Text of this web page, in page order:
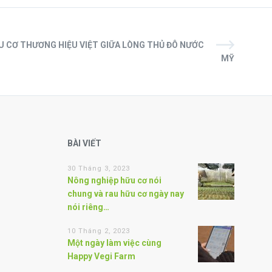
CƠ THƯƠNG HIỆU VIỆT GIỮA LÒNG THỦ ĐÔ NƯỚC
MỸ
BÀI VIẾT
30 Tháng 3, 2023
Nông nghiệp hữu cơ nói
chung và rau hữu cơ ngày nay
nói riêng…
10 Tháng 2, 2023
Một ngày làm việc cùng
Happy Vegi Farm